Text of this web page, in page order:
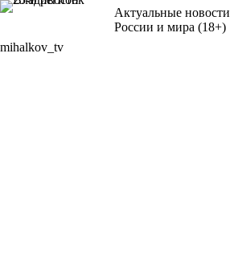
Перейти
Актуальные новости
России и мира (18+)
mihalkov_tv